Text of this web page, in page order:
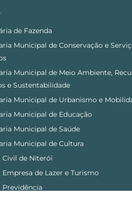
de Fazenda
Municipal de Conservação e
Municipal de Meio Ambiente,
e Sustentabilidade
Municipal de Urbanismo e
Municipal de Educação
Municipal de Saúde
Municipal de Cultura
Civil de Niterói
de Lazer e Turismo